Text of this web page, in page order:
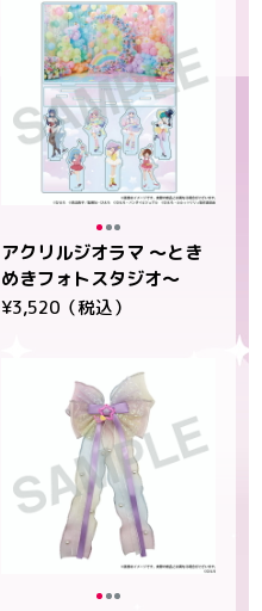
アクリルジオラマ ～とき
めきフォトスタジオ～
¥3,520（税込）